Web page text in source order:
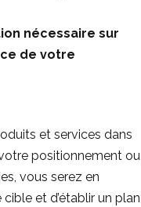
nécessaire sur
de votre
et services dans
positionnement ou
vous serez en
et d’établir un plan